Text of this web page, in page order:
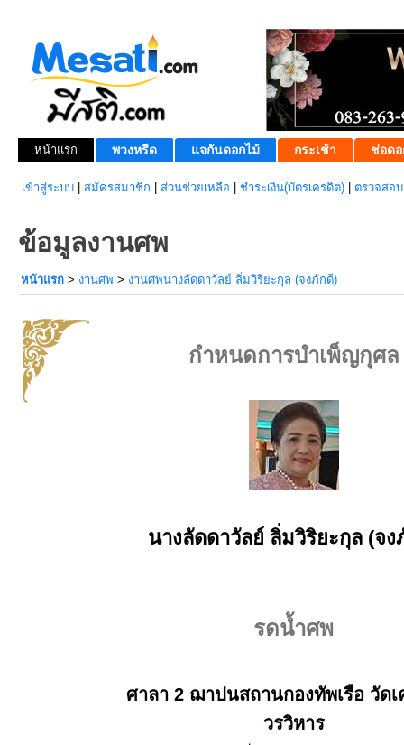
หน้าแรก พวงหรีด แจกันดอกไม้ กระเช้า ช่อดอ
เข้าสู่ระบบ สมัครสมาชิก ส่วนช่วยเหลือ ชำระเงิน(บัตรเครดิต) ตรวจสอ
ข้อมูลงานศพ
หน้าแรก > งานศพ > งานศพนางลัดดาวัลย์ ลิ่มวิริยะกุล (จงภักดี)
กำหนดการบำเพ็ญกุศล
นางลัดดาวัลย์ ลิ่มวิริยะกุล (จง
รดน้ำศพ
ศาลา 2 ฌาปนสถานกองทัพเรือ วัดเ
วรวิหาร